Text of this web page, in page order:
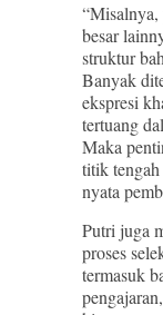
“Misalnya,
besar
struktur
Banyak
ekspresi
tertuang
Maka
titik
nyata
Putri juga
proses
termasuk